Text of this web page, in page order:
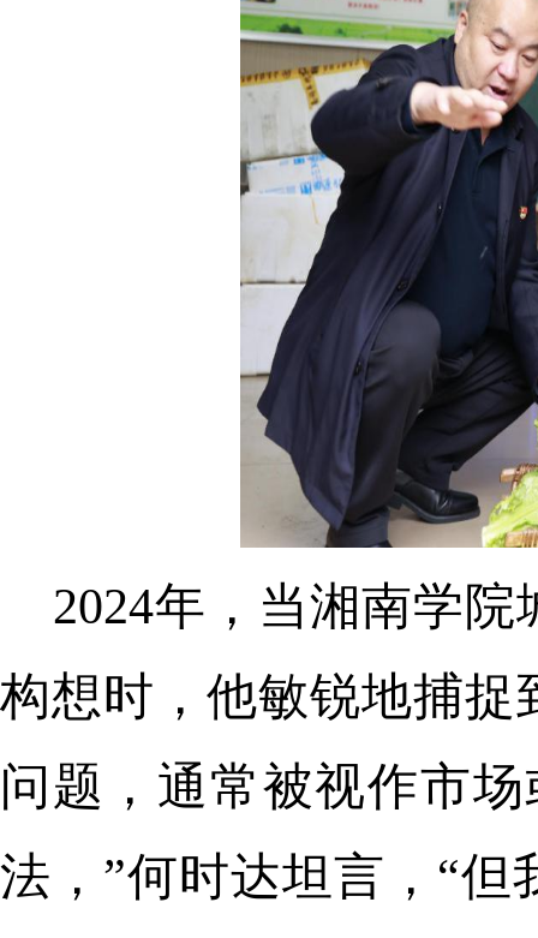
2024年，当湘南学
构想时，他敏锐地捕捉
问题，通常被视作市
法，”何时达坦言，“